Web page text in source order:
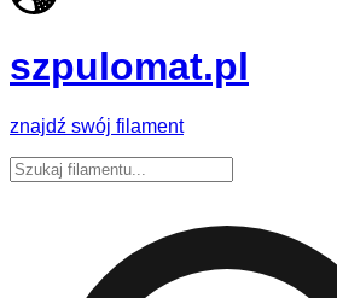
szpulomat.pl
znajdź swój filament